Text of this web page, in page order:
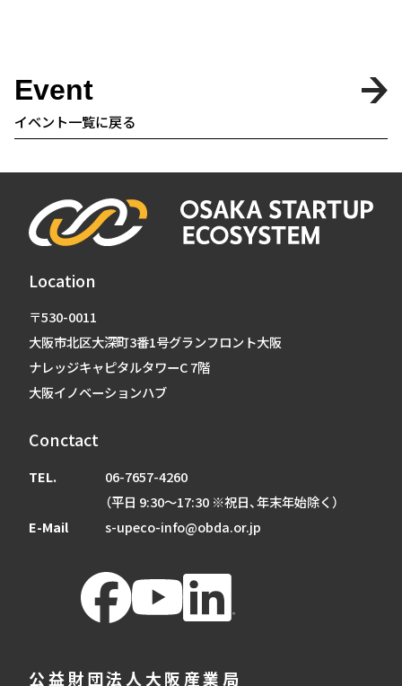
Event
イベント一覧に戻る
公益財団法人大阪産業局
Location
〒530-0011
大阪市北区大深町3番1号グランフロント大阪
ナレッジキャピタルタワーC 7階
大阪イノベーションハブ
Conctact
TEL.
06-7657-4260
（平日 9:30～17:30 ※祝日、年末年始除く）
E-Mail
s-upeco-info@obda.or.jp